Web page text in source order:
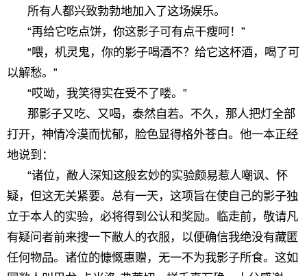
所有人都兴致勃勃地加入了这场娱乐。
“再给它吃点饼，你这影子可有点干瘦呵！”
“喂，机灵鬼，你的影子喝酒不？给它这杯酒，喝了可
以解愁。”
“哎呦，我笑得实在受不了喽。”
那影子又吃、又喝，泰然自若。不久，那人把灯全部
打开，神情冷漠而忧郁，脸色显得格外苍白。他一本正经
地说到：
“诸位，敝人深知这般玄妙的实验颇易惹人嘲讽、怀
疑，但这无关紧要。总有一天，这项旨在使自己的影子独
立于本人的实验，必将得到公认和奖励。临走前，敬请凡
有疑问者前来搜一下敝人的衣服，以便确信我绝没有藏匿
任何物品。诸位的慷慨惠赠，无一不为我影子所食。这如